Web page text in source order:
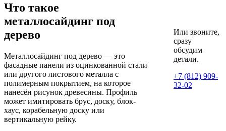
Что такое
металлосайдинг под
дерево
Металлосайдинг под дерево — это
фасадные панели из оцинкованной стали
или другого листового металла с
полимерным покрытием, на которое
нанесён рисунок древесины. Профиль
может имитировать брус, доску, блок-
хаус, корабельную доску или
вертикальную рейку.
Или звоните,
сразу
обсудим
детали.
+7 (812) 909-
32-02